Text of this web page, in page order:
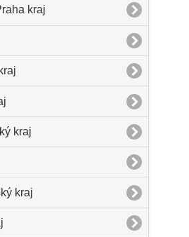
kraj
kraj
kraj